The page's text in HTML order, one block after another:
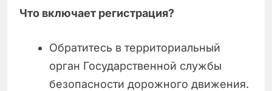
Что включает регистрация?
Обратитесь в территориальный
орган Государственной службы
безопасности дорожного движения.